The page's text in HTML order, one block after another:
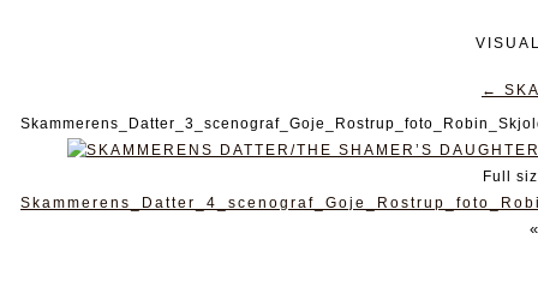
←
Full